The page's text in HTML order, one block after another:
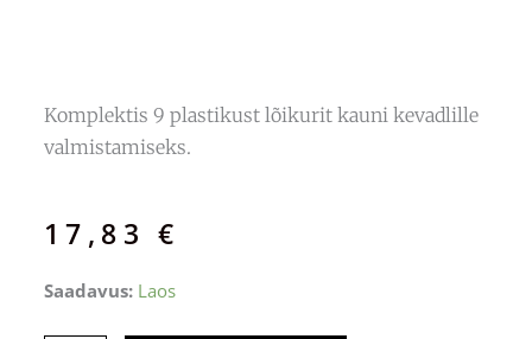
Komplektis 9 plastikust lõikurit kauni kevadlille
valmistamiseks.
17,83€
Saadavus: Laos
Lõikevorm